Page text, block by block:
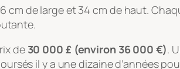
cm de large et 34 cm de haut.
de 30 000 £ (environ 36 000 €).
il y a une dizaine d’années